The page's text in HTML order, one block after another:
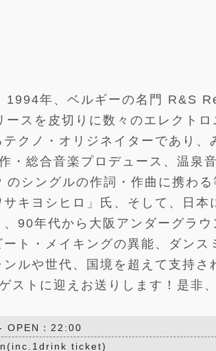
1994年、ベルギーの名門 R&S
スを皮切りに数々のエレクト
クノ・オリジネイターであり
・総合音楽プロデュース、温
シングルの作詞・作曲に携わ
キヨシヒロ」氏、そして、日
90年代から大阪アンダーグラ
ト・メイキングの異能、ダンス
ルや世代、国境を超えて支持さ
ストに迎えお送りします！是非
OPEN：22:00
ticket)